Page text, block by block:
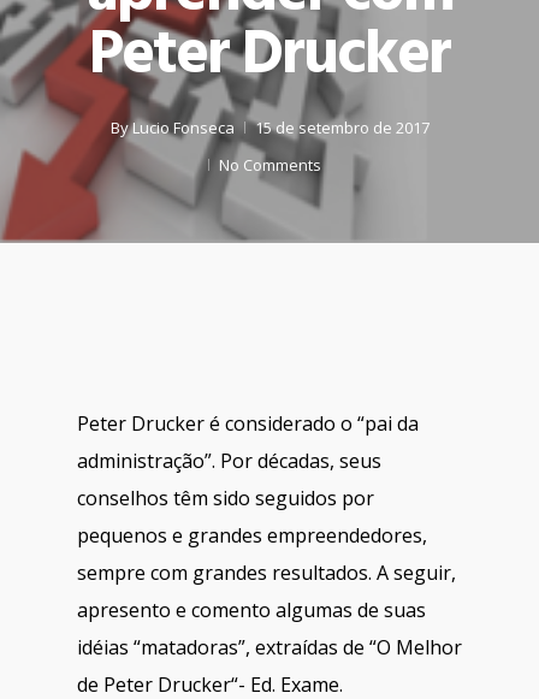
Peter Drucker
ByLucio Fonseca
15 de setembro de 2017
No Comments
Peter Drucker é considerado o “pai da
administração”. Por décadas, seus
conselhos têm sido seguidos por
pequenos e grandes empreendedores,
sempre com grandes resultados. A seguir,
apresento e comento algumas de suas
idéias “matadoras”, extraídas de “O Melhor
de Peter Drucker“- Ed. Exame.